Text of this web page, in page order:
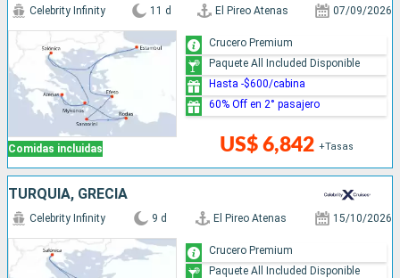
Comidas incluidas
Celebrity Infinity 11 d El Pireo Atenas 07/09/2026
US$ 6,842 +Tasas
Crucero Premium
Paquete All Included Disponible
Hasta -$600/cabina
60% Off en 2° pasajero
TURQUÍA, GRECIA
Celebrity Infinity 9 d El Pireo Atenas 15/10/2026
Crucero Premium
Paquete All Included Disponible